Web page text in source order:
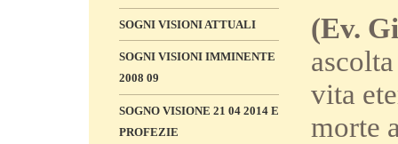
SOGNI VISIONI ATTUALI
SOGNI VISIONI IMMINENTE
2008 09
SOGNO VISIONE 21 04 2014 E
PROFEZIE
(Ev.
vita
morte